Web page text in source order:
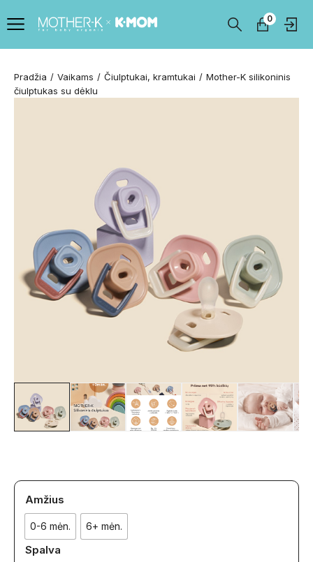
0
Pradžia Vaikams Čiulptukai, kramtukai
Mother-K silikoninis
čiulptukas su dėklu
Amžius
0-6 mėn. 6+ mėn.
Spalva